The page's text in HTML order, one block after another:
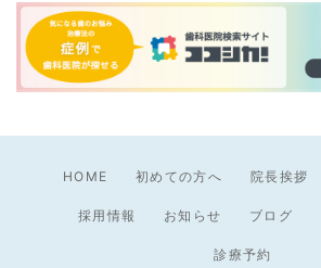
HOME 初めての方へ 院長挨拶
採用情報 お知らせ ブログ
診療予約